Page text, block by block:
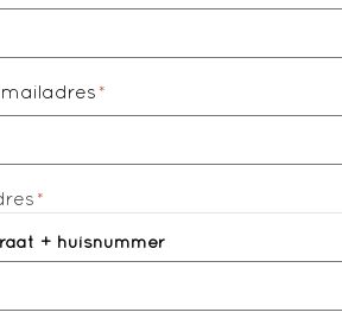
mailadres *
*
+ huisnummer